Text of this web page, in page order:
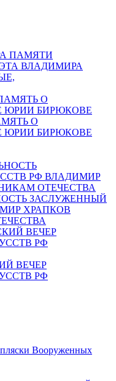
ПАМЯТИ
ВЛАДИМИРА
О
ЮРИИ БИРЮКОВЕ
ЗАСЛУЖЕННЫЙ
ХРАПКОВ
ВЕЧЕР
РФ
Вооруженных